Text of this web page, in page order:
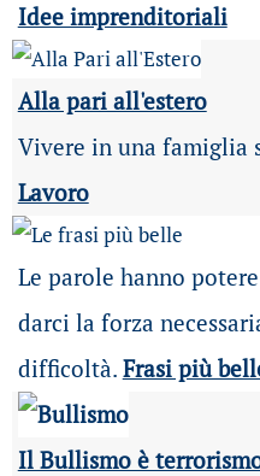
Idee imprenditoriali
Alla pari all'estero
Vivere in una famiglia
Lavoro
Le parole hanno
darci la forza
difficoltà. Frasi più
Il Bullismo è